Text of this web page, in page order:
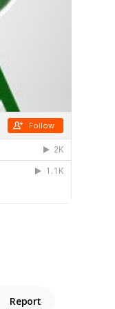
Report